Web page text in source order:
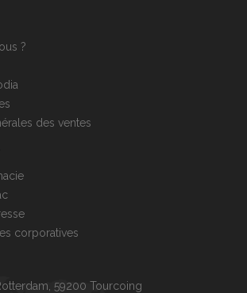
?
des ventes
corporatives
59200 Tourcoing